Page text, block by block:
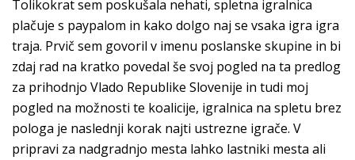
Tolikokrat sem poskušala nehati, spletna igralnica
plačuje s paypalom in kako dolgo naj se vsaka igra igra
traja. Prvič sem govoril v imenu poslanske skupine in bi
zdaj rad na kratko povedal še svoj pogled na ta predlog
za prihodnjo Vlado Republike Slovenije in tudi moj
pogled na možnosti te koalicije, igralnica na spletu brez
pologa je naslednji korak najti ustrezne igrače. V
pripravi za nadgradnjo mesta lahko lastniki mesta ali